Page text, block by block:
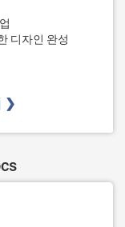
디자인 완성
❯